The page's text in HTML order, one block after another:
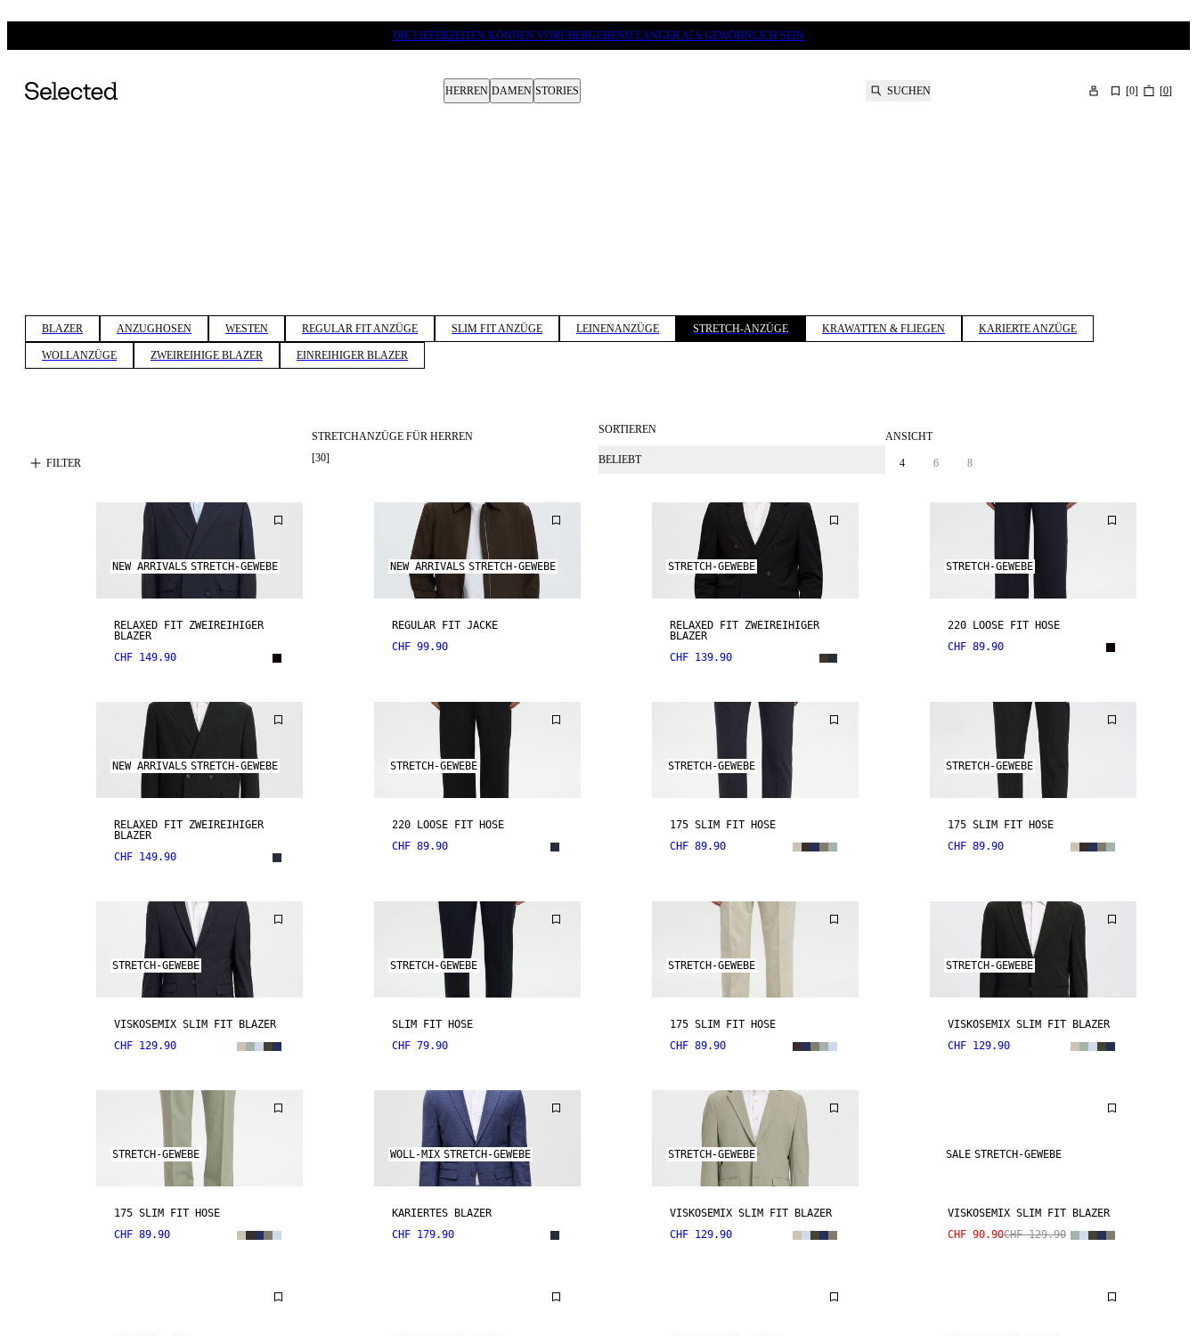
DIE LIEFERZEITEN KÖNNEN VORÜBERGEHEND LÄNGER ALS GEWÖHNLICH SEIN
HERREN DAMEN STORIES SUCHEN [0] [0]
BLAZER ANZUGHOSEN WESTEN REGULAR FIT ANZÜGE SLIM FIT ANZÜGE LEINENANZÜGE STRETCH-ANZÜGE KRAWATTEN & FLIEGEN KARIERTE ANZÜGE
WOLLANZÜGE ZWEIREIHIGE BLAZER EINREIHIGER BLAZER
FILTER
STRETCHANZÜGE FÜR HERREN
[30]
SORTIEREN
BELIEBT
ANSICHT
4 6 8
NEW ARRIVALS STRETCH-GEWEBE
RELAXED FIT ZWEIREIHIGER
BLAZER
CHF 149.90
NEW ARRIVALS STRETCH-GEWEBE
REGULAR FIT JACKE
CHF 99.90
STRETCH-GEWEBE
RELAXED FIT ZWEIREIHIGER
BLAZER
CHF 139.90
STRETCH-GEWEBE
220 LOOSE FIT HOSE
CHF 89.90
NEW ARRIVALS STRETCH-GEWEBE
RELAXED FIT ZWEIREIHIGER
BLAZER
CHF 149.90
STRETCH-GEWEBE
220 LOOSE FIT HOSE
CHF 89.90
STRETCH-GEWEBE
175 SLIM FIT HOSE
CHF 89.90
STRETCH-GEWEBE
175 SLIM FIT HOSE
CHF 89.90
STRETCH-GEWEBE
VISKOSEMIX SLIM FIT BLAZER
CHF 129.90
STRETCH-GEWEBE
SLIM FIT HOSE
CHF 79.90
STRETCH-GEWEBE
175 SLIM FIT HOSE
CHF 89.90
STRETCH-GEWEBE
VISKOSEMIX SLIM FIT BLAZER
CHF 129.90
STRETCH-GEWEBE
175 SLIM FIT HOSE
CHF 89.90
WOLL-MIX STRETCH-GEWEBE
KARIERTES BLAZER
CHF 179.90
STRETCH-GEWEBE
VISKOSEMIX SLIM FIT BLAZER
CHF 129.90
SALE STRETCH-GEWEBE
VISKOSEMIX SLIM FIT BLAZER
CHF 90.90CHF 129.90